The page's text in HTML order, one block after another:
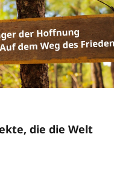
die die Welt